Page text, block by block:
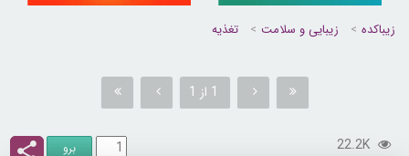
زیباکده زیبایی و سلامت تغذیه
1 از 1
22.2K